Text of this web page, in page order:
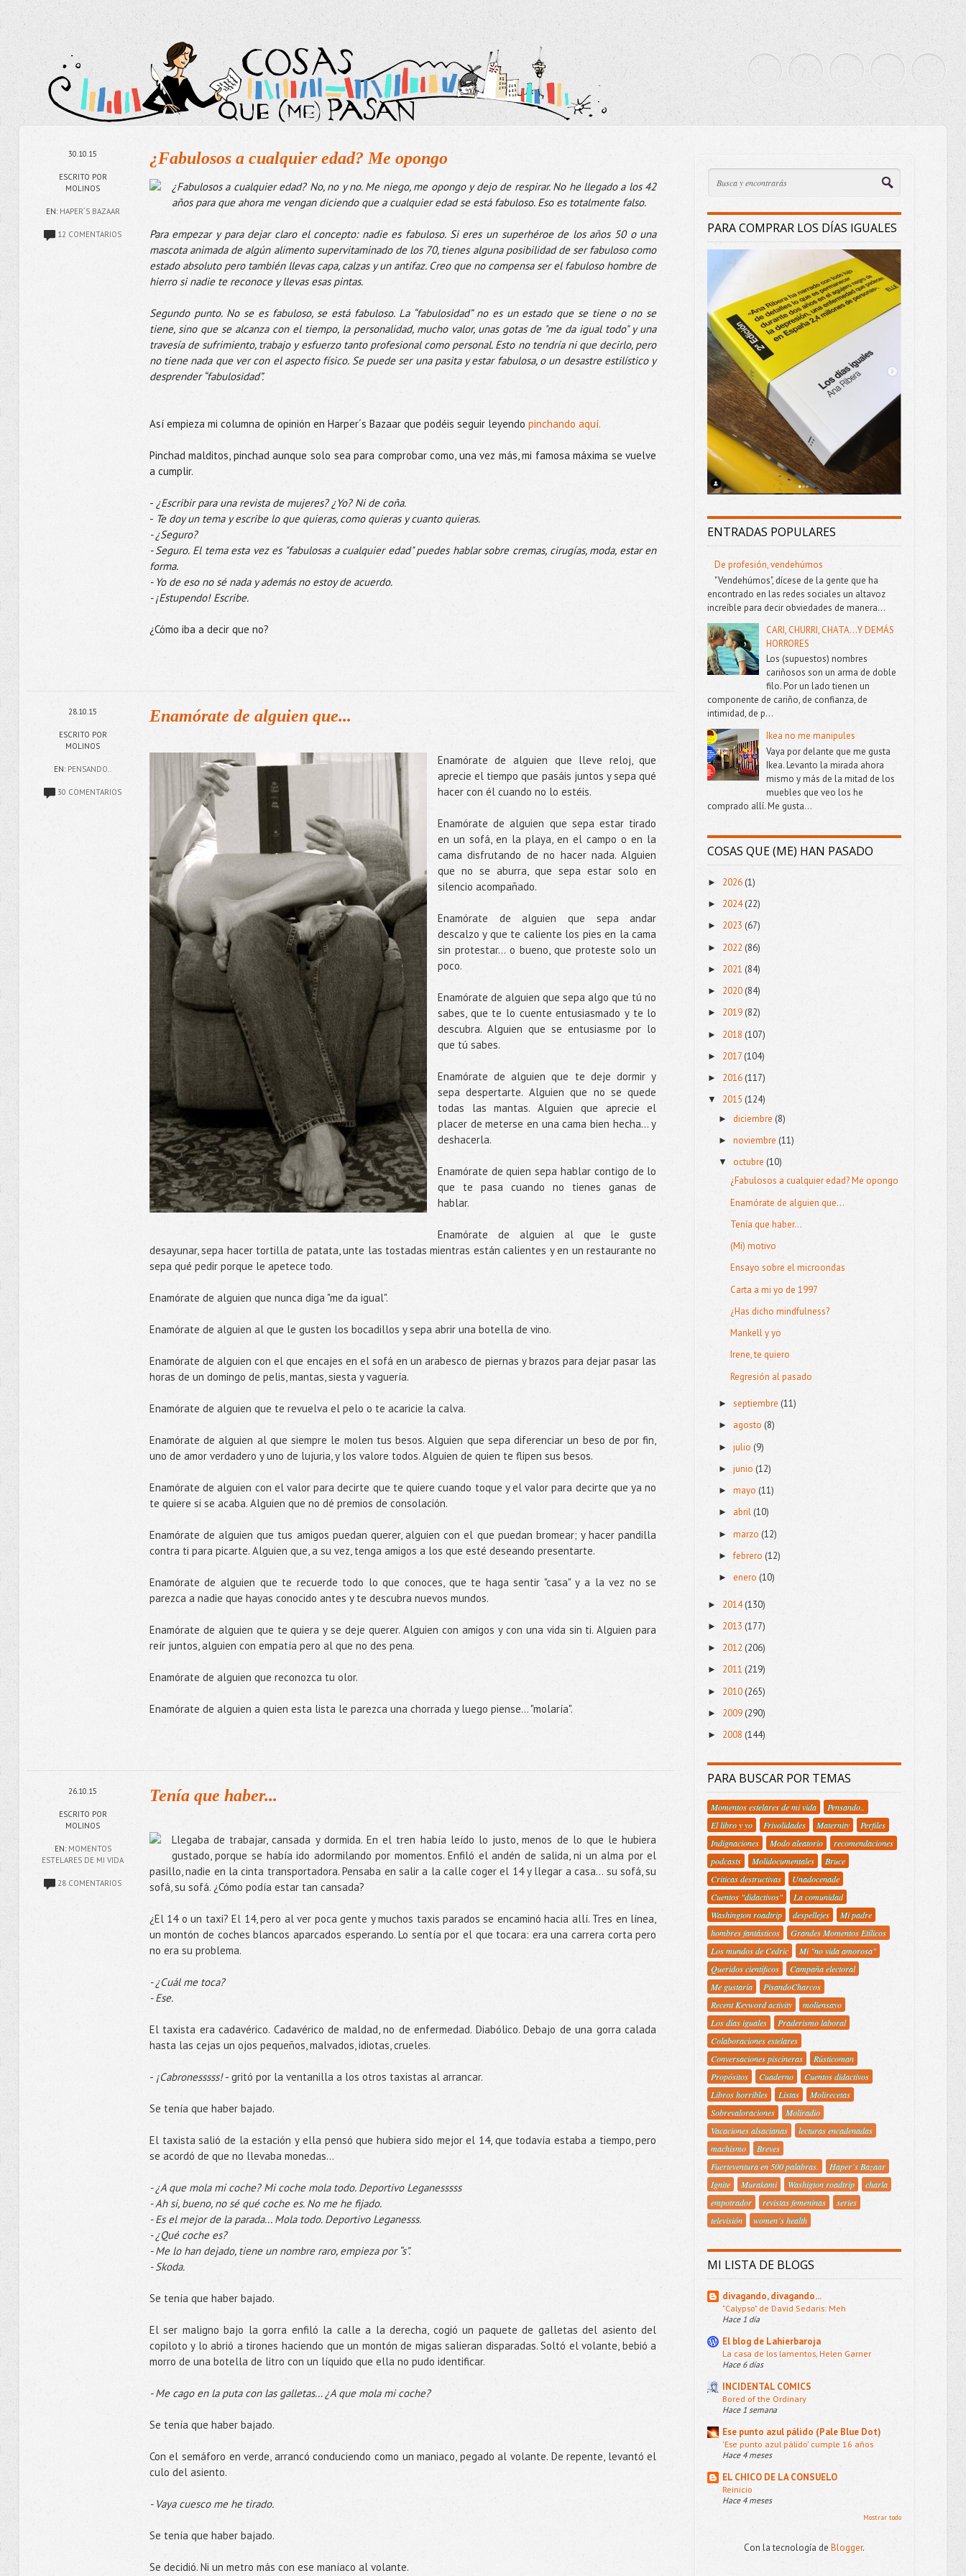
30.10.15
ESCRITO POR
MOLINOS
EN: HAPER´S BAZAAR
12 COMENTARIOS
¿Fabulosos a cualquier edad? Me opongo
¿Fabulosos a cualquier edad? No, no y no. Me niego, me opongo y dejo de respirar. No he llegado a los 42
años para que ahora me vengan diciendo que a cualquier edad se está fabuloso. Eso es totalmente falso.
Para empezar y para dejar claro el concepto: nadie es fabuloso. Si eres un superhéroe de los años 50 o una
mascota animada de algún alimento supervitaminado de los 70, tienes alguna posibilidad de ser fabuloso como
estado absoluto pero también llevas capa, calzas y un antifaz. Creo que no compensa ser el fabuloso hombre de
hierro si nadie te reconoce y llevas esas pintas.
Segundo punto. No se es fabuloso, se está fabuloso. La “fabulosidad” no es un estado que se tiene o no se
tiene, sino que se alcanza con el tiempo, la personalidad, mucho valor, unas gotas de "me da igual todo" y una
travesía de sufrimiento, trabajo y esfuerzo tanto profesional como personal. Esto no tendría ni que decirlo, pero
no tiene nada que ver con el aspecto físico. Se puede ser una pasita y estar fabulosa, o un desastre estilístico y
desprender “fabulosidad”.
Así empieza mi columna de opinión en Harper´s Bazaar que podéis seguir leyendo pinchando aquí.
Pinchad malditos, pinchad aunque solo sea para comprobar como, una vez más, mi famosa máxima se vuelve
a cumplir.
- ¿Escribir para una revista de mujeres? ¿Yo? Ni de coña.
- Te doy un tema y escribe lo que quieras, como quieras y cuanto quieras.
- ¿Seguro?
- Seguro. El tema esta vez es "fabulosas a cualquier edad" puedes hablar sobre cremas, cirugías, moda, estar en
forma.
- Yo de eso no sé nada y además no estoy de acuerdo.
- ¡Estupendo! Escribe.
¿Cómo iba a decir que no?
28.10.15
ESCRITO POR
MOLINOS
EN: PENSANDO..
30 COMENTARIOS
Enamórate de alguien que...
Enamórate de alguien que lleve reloj, que
aprecie el tiempo que pasáis juntos y sepa qué
hacer con él cuando no lo estéis.
Enamórate de alguien que sepa estar tirado
en un sofá, en la playa, en el campo o en la
cama disfrutando de no hacer nada. Alguien
que no se aburra, que sepa estar solo en
silencio acompañado.
Enamórate de alguien que sepa andar
descalzo y que te caliente los pies en la cama
sin protestar... o bueno, que proteste solo un
poco.
Enamórate de alguien que sepa algo que tú no
sabes, que te lo cuente entusiasmado y te lo
descubra. Alguien que se entusiasme por lo
que tú sabes.
Enamórate de alguien que te deje dormir y
sepa despertarte. Alguien que no se quede
todas las mantas. Alguien que aprecie el
placer de meterse en una cama bien hecha... y
deshacerla.
Enamórate de quien sepa hablar contigo de lo
que te pasa cuando no tienes ganas de
hablar.
Enamórate de alguien al que le guste
desayunar, sepa hacer tortilla de patata, unte las tostadas mientras están calientes y en un restaurante no
sepa qué pedir porque le apetece todo.
Enamórate de alguien que nunca diga "me da igual".
Enamórate de alguien al que le gusten los bocadillos y sepa abrir una botella de vino.
Enamórate de alguien con el que encajes en el sofá en un arabesco de piernas y brazos para dejar pasar las
horas de un domingo de pelis, mantas, siesta y vaguería.
Enamórate de alguien que te revuelva el pelo o te acaricie la calva.
Enamórate de alguien al que siempre le molen tus besos. Alguien que sepa diferenciar un beso de por fin,
uno de amor verdadero y uno de lujuria, y los valore todos. Alguien de quien te flipen sus besos.
Enamórate de alguien con el valor para decirte que te quiere cuando toque y el valor para decirte que ya no
te quiere si se acaba. Alguien que no dé premios de consolación.
Enamórate de alguien que tus amigos puedan querer, alguien con el que puedan bromear; y hacer pandilla
contra ti para picarte. Alguien que, a su vez, tenga amigos a los que esté deseando presentarte.
Enamórate de alguien que te recuerde todo lo que conoces, que te haga sentir "casa" y a la vez no se
parezca a nadie que hayas conocido antes y te descubra nuevos mundos.
Enamórate de alguien que te quiera y se deje querer. Alguien con amigos y con una vida sin ti. Alguien para
reír juntos, alguien con empatía pero al que no des pena.
Enamórate de alguien que reconozca tu olor.
Enamórate de alguien a quien esta lista le parezca una chorrada y luego piense... "molaría".
26.10.15
ESCRITO POR
MOLINOS
EN: MOMENTOS
ESTELARES DE MI VIDA
28 COMENTARIOS
Tenía que haber...
Llegaba de trabajar, cansada y dormida. En el tren había leído lo justo, menos de lo que le hubiera
gustado, porque se había ido adormilando por momentos. Enfiló el andén de salida, ni un alma por el
pasillo, nadie en la cinta transportadora. Pensaba en salir a la calle coger el 14 y llegar a casa... su sofá, su
sofá, su sofá. ¿Cómo podía estar tan cansada?
¿El 14 o un taxi? El 14, pero al ver poca gente y muchos taxis parados se encaminó hacia allí. Tres en línea,
un montón de coches blancos aparcados esperando. Lo sentía por el que tocara: era una carrera corta pero
no era su problema.
- ¿Cuál me toca?
- Ese.
El taxista era cadavérico. Cadavérico de maldad, no de enfermedad. Diabólico. Debajo de una gorra calada
hasta las cejas un ojos pequeños, malvados, idiotas, crueles.
- ¡Cabronesssss!- gritó por la ventanilla a los otros taxistas al arrancar.
Se tenía que haber bajado.
El taxista salió de la estación y ella pensó que hubiera sido mejor el 14, que todavía estaba a tiempo, pero
se acordó de que no llevaba monedas...
- ¿A que mola mi coche? Mi coche mola todo. Deportivo Leganesssss
- Ah si, bueno, no sé qué coche es. No me he fijado.
- Es el mejor de la parada... Mola todo. Deportivo Leganesss.
- ¿Qué coche es?
- Me lo han dejado, tiene un nombre raro, empieza por “s”.
- Skoda.
Se tenía que haber bajado.
El ser maligno bajo la gorra enfiló la calle a la derecha, cogió un paquete de galletas del asiento del
copiloto y lo abrió a tirones haciendo que un montón de migas salieran disparadas. Soltó el volante, bebió a
morro de una botella de litro con un líquido que ella no pudo identificar.
- Me cago en la puta con las galletas... ¿A que mola mi coche?
Se tenía que haber bajado.
Con el semáforo en verde, arrancó conduciendo como un maniaco, pegado al volante. De repente, levantó el
culo del asiento.
- Vaya cuesco me he tirado.
Se tenía que haber bajado.
Se decidió. Ni un metro más con ese maníaco al volante.
PARA COMPRAR LOS DÍAS IGUALES
ENTRADAS POPULARES
De profesión, vendehúmos
"Vendehúmos", dícese de la gente que ha
encontrado en las redes sociales un altavoz
increíble para decir obviedades de manera...
CARI, CHURRI, CHATA...Y DEMÁS
HORRORES
Los (supuestos) nombres
cariñosos son un arma de doble
filo. Por un lado tienen un
componente de cariño, de confianza, de
intimidad, de p...
Ikea no me manipules
Vaya por delante que me gusta
Ikea. Levanto la mirada ahora
mismo y más de la mitad de los
muebles que veo los he
comprado allí. Me gusta...
COSAS QUE (ME) HAN PASADO
► 2026 (1)
► 2024(22)
► 2023 (67)
► 2022 (86)
► 2021 (84)
► 2020(84)
► 2019(82)
► 2018 (107)
► 2017 (104)
► 2016(117)
▼ 2015 (124)
► diciembre(8)
►noviembre (11)
▼octubre (10)
¿Fabulosos a cualquier edad? Me opongo
Enamórate de alguien que...
Tenía que haber...
(Mi) motivo
Ensayo sobre el microondas
Carta a mi yo de 1997
¿Has dicho mindfulness?
Mankell y yo
Irene, te quiero
Regresión al pasado
►septiembre(11)
► agosto(8)
►julio (9)
►junio(12)
►mayo(11)
► abril(10)
►marzo(12)
►febrero (12)
►enero(10)
► 2014(130)
► 2013 (177)
► 2012 (206)
► 2011 (219)
► 2010 (265)
► 2009(290)
► 2008 (144)
PARA BUSCAR POR TEMAS
Momentos estelares de mi vida
Pensando..
El libro y yo
Frivolidades Maternity
Perfiles
Indignaciones
Modo aleatorio
recomendaciones
podcasts
Molidocumentales
Bruce
Criticas destructivas
Unadocenade
Cuentos "didactivos"
La comunidad
Washington roadtrip
despellejes
Mi padre
hombres fantásticos
Grandes Momentos Etílicos
Los mundos de Cedric
Mi "no vida amorosa"
Queridos científicos
Campaña electoral
Me gustaría
PisandoCharcos
Recent Keyword activity
moliensayo
Los días iguales
Praderismo laboral
Colaboraciones estelares
Conversaciones piscineras
Rústicoman
Propósitos
Cuaderno
Cuentos didactivos
Libros horribles
Listas
Molirecetas
Sobrevaloraciones
Moliradio
Vacaciones alsacianas
lecturas encadenadas
machismo
Breves
Fuerteventura en 500 palabras.
Haper´s Bazaar
Ignite
Murakami Washigton roadtrip
charla
empotrador
revistas femeninas
series
televisión
women´s health
MI LISTA DE BLOGS
divagando, divagando...
"Calypso" de David Sedaris: Meh
Hace 1 día
El blog de Lahierbaroja
La casa de los lamentos, Helen Garner
Hace 6 días
INCIDENTAL COMICS
Bored of the Ordinary
Hace 1 semana
Ese punto azul pálido (Pale Blue Dot)
'Ese punto azul pálido' cumple 16 años
Hace 4 meses
EL CHICO DE LA CONSUELO
Reinicio
Hace 4 meses
Mostrar todo
Con la tecnología de Blogger.